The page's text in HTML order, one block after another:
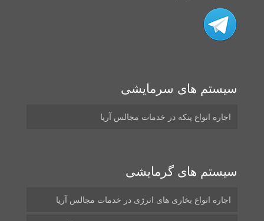
سیستم های سرمایشی
اجاره انواع پنکه در خدمات مجالس آریا
سیستم های گرمایشی
اجاره انواع بخاری های انرژی در خدمات مجالس آریا